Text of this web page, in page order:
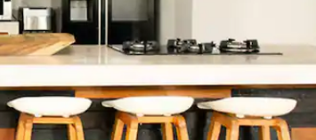
hacia arriba y hacia abajo o explora con el